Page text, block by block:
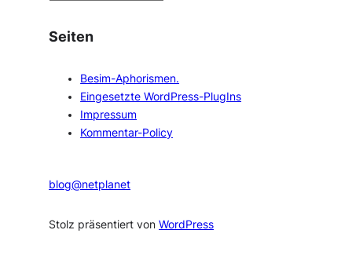
c
h
Seiten
Besim-Aphorismen.
Eingesetzte WordPress-PlugIns
Impressum
Kommentar-Policy
blog@netplanet
Stolz präsentiert vonWordPress